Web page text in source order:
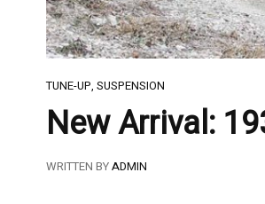
TUNE-UP, SUSPENSION
New Arrival:
WRITTEN BYADMIN